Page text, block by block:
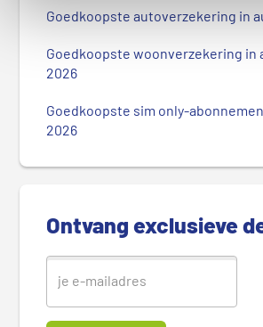
d
Goedkoopste autoverzekering in
Goedkoopste woonverzekering in
2026
Goedkoopste sim only-
2026
Ontvang exclusieve